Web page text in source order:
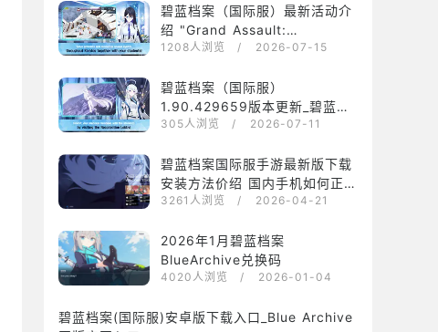
碧蓝档案（国际服）最新活动介
绍 "Grand Assault:
Hieronymus 城市战"
1208人浏览 / 2026-07-15
碧蓝档案（国际服）
1.90.429659版本更新_碧蓝档
案（国际服）1.90.429659最新
305人浏览 / 2026-07-11
碧蓝档案国际服手游最新版下载
安装方法价绍 国内手机如何正常
运行碧蓝档案国际服？
3261人浏览 / 2026-04-21
2026年1月碧蓝档案
BlueArchive兑换码
4020人浏览 / 2026-01-04
碧蓝档案(国际服)安卓版下载入口_Blue Archive